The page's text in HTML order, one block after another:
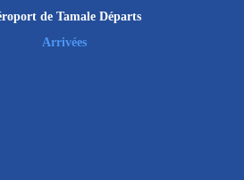
de Tamale Départs
Arrivées